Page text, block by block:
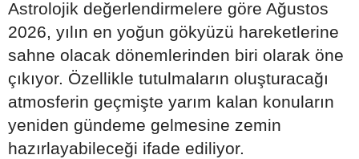
Astrolojik değerlendirmelere göre Ağustos
2026, yılın en yoğun gökyüzü hareketlerine
sahne olacak dönemlerinden biri olarak öne
çıkıyor. Özellikle tutulmaların oluşturacağı
atmosferin geçmişte yarım kalan konuların
yeniden gündeme gelmesine zemin
hazırlayabileceği ifade ediliyor.